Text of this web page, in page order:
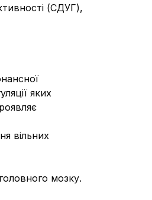
(СДУГ),
яких
вільних
мозку.